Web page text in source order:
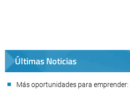
Últimas Noticias
Más oportunidades para